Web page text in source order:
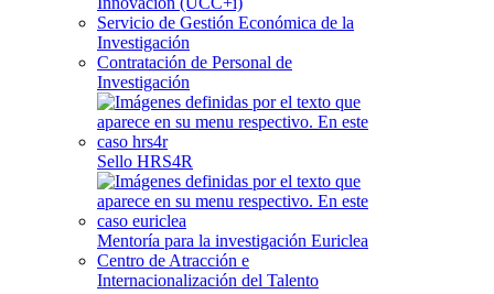
Servicio de Gestión Económica de la
Investigación
Contratación de Personal de
Investigación
Sello HRS4R
Mentoría para la investigación Euriclea
Centro de Atracción e
Internacionalización del Talento